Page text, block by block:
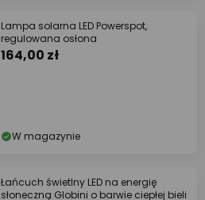
Lampa solarna LED Powerspot,
regulowana osłona
164,00 zł
W magazynie
Łańcuch świetlny LED na energię
słoneczną Globini o barwie ciepłej bieli